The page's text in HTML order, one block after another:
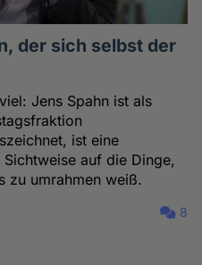
der sich selbst der
Jens Spahn ist als
ist eine
auf die Dinge,
zu umrahmen weiß.
8